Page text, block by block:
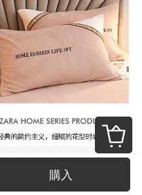
購入